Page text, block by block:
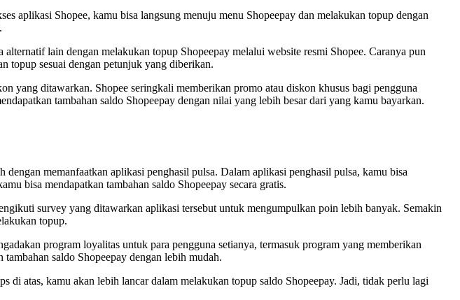
aplikasi Shopee, kamu bisa langsung menuju menu Shopeepay dan melakukan topup dengan
lain dengan melakukan topup Shopeepay melalui website resmi Shopee. Caranya pun
topup sesuai dengan petunjuk yang diberikan.
yang ditawarkan. Shopee seringkali memberikan promo atau diskon khusus bagi pengguna
tambahan saldo Shopeepay dengan nilai yang lebih besar dari yang kamu bayarkan.
memanfaatkan aplikasi penghasil pulsa. Dalam aplikasi penghasil pulsa, kamu bisa
bisa mendapatkan tambahan saldo Shopeepay secara gratis.
survey yang ditawarkan aplikasi tersebut untuk mengumpulkan poin lebih banyak. Semakin
topup.
program loyalitas untuk para pengguna setianya, termasuk program yang memberikan
saldo Shopeepay dengan lebih mudah.
di atas, kamu akan lebih lancar dalam melakukan topup saldo Shopeepay. Jadi, tidak perlu lagi